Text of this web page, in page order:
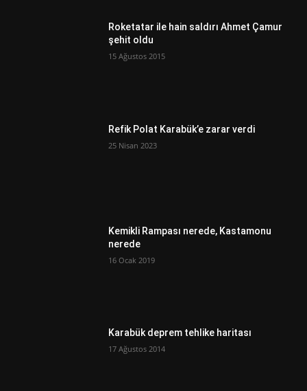
Roketatar ile hain saldırı Ahmet Çamur
şehit oldu
15 Ağustos 2015
Refik Polat Karabük’e zarar verdi
25 Nisan 2023
Kemikli Rampası nerede, Kastamonu
nerede
16 Ocak 2019
Karabük deprem tehlike haritası
17 Ağustos 2014